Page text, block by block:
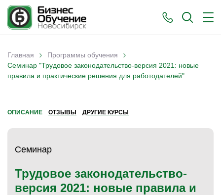
Вы здесь
Главная › Программы обучения ›
Семинар "Трудовое законодательство-версия 2021: новые
правила и практические решения для работодателей"
ОПИСАНИЕ ОТЗЫВЫ ДРУГИЕ КУРСЫ
Семинар
Трудовое законодательство-
версия 2021: новые правила и